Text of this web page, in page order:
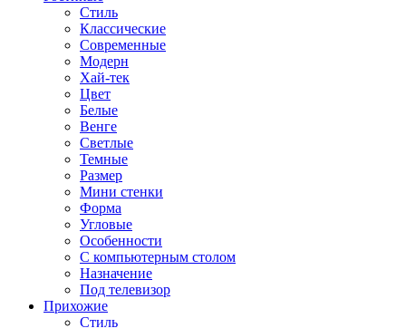
Стиль
Классические
Современные
Модерн
Хай-тек
Цвет
Белые
Венге
Светлые
Темные
Размер
Мини стенки
Форма
Угловые
Особенности
С компьютерным столом
Назначение
Под телевизор
Прихожие
Стиль